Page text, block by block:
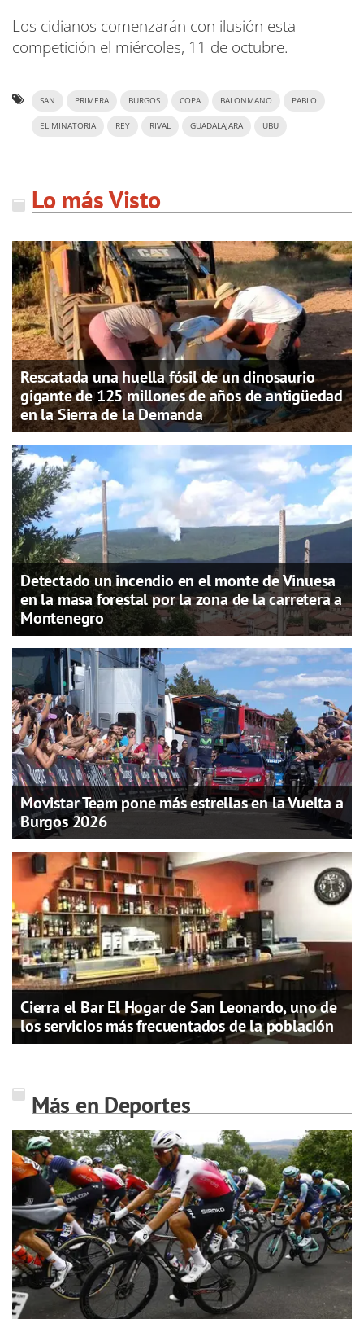
Los cidianos comenzarán con ilusión esta
competición el miércoles, 11 de octubre.
SAN PRIMERA BURGOS COPA BALONMANO PABLO
ELIMINATORIA REY RIVAL GUADALAJARA UBU
Lo más Visto
Rescatada una huella fósil de un dinosaurio
gigante de 125 millones de años de antigüedad
en la Sierra de la Demanda
Detectado un incendio en el monte de Vinuesa
en la masa forestal por la zona de la carretera a
Montenegro
Movistar Team pone más estrellas en la Vuelta a
Burgos 2026
Cierra el Bar El Hogar de San Leonardo, uno de
los servicios más frecuentados de la población
Más en Deportes